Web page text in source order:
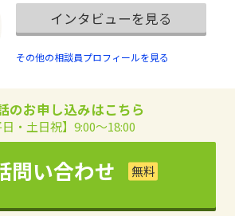
インタビューを見る
その他の相談員プロフィールを見る
のお申し込みはこちら
日・土日祝】9:00～18:00
問い合わせ